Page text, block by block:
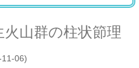
山群の柱状節理
06)